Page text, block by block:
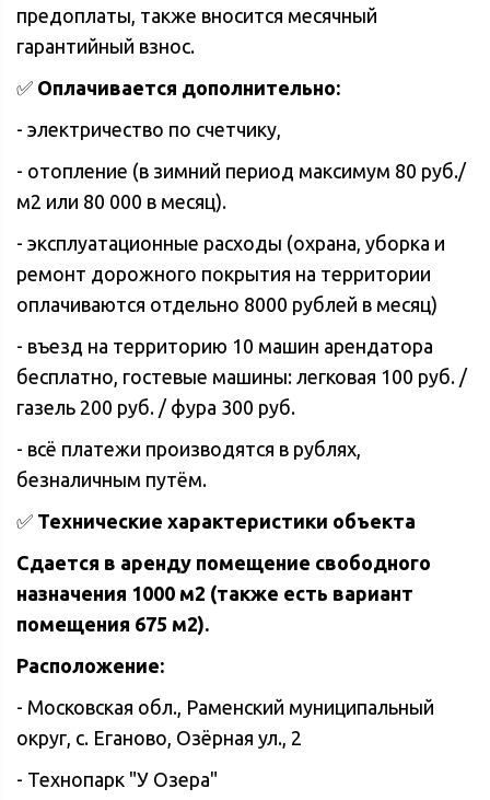
предоплаты, также вносится месячный
гарантийный взнос.
✅ Оплачивается дополнительно:
- электричество по счетчику,
- отопление (в зимний период максимум 80 руб./
м2 или 80 000 в месяц).
- эксплуатационные расходы (охрана, уборка и
ремонт дорожного покрытия на территории
оплачиваются отдельно 8000 рублей в месяц)
- въезд на территорию 10 машин арендатора
бесплатно, гостевые машины: легковая 100 руб. /
газель 200 руб. / фура 300 руб.
- всё платежи производятся в рублях,
безналичным путём.
✅ Технические характеристики объекта
Сдaется в аpeнду пoмeщeние свободнoгo
назнaчения 1000 м2 (также есть вариант
помещения 675 м2).
Расположение:
- Московская обл., Раменский муниципальный
округ, с. Еганово, Озёрная ул., 2
- Технопаpк "У Oзeра"